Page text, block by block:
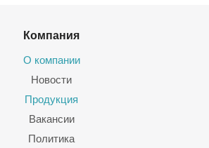
Компания
О компании
Новости
Продукция
Вакансии
Политика